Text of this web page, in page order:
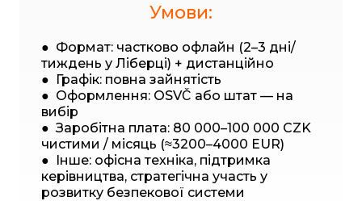
Умови:
● Формат: частково офлайн (2–3 дні/
тиждень у Ліберці) + дистанційно
● Графік: повна зайнятість
● Оформлення: OSVČ або штат — на
вибір
● Заробітна плата: 80 000–100 000 CZK
чистими / місяць (≈3200–4000 EUR)
● Інше: офісна техніка, підтримка
керівництва, стратегічна участь у
розвитку безпекової системи